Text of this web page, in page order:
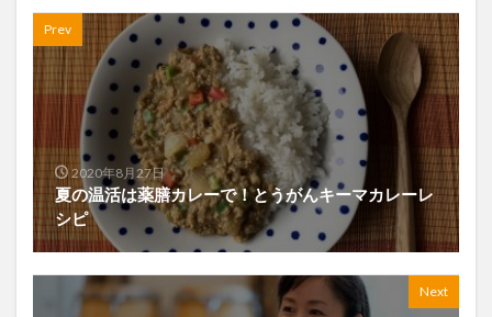
Prev
2020年8月27日
夏の温活は薬膳カレーで！とうがんキーマカレーレ
シピ
Next